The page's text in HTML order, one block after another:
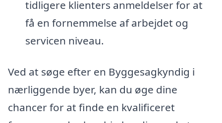
tidligere klienters anmeldelser for at
få en fornemmelse af arbejdet og
servicen niveau.
Ved at søge efter en Byggesagkyndig i
nærliggende byer, kan du øge dine
chancer for at finde en kvalificeret